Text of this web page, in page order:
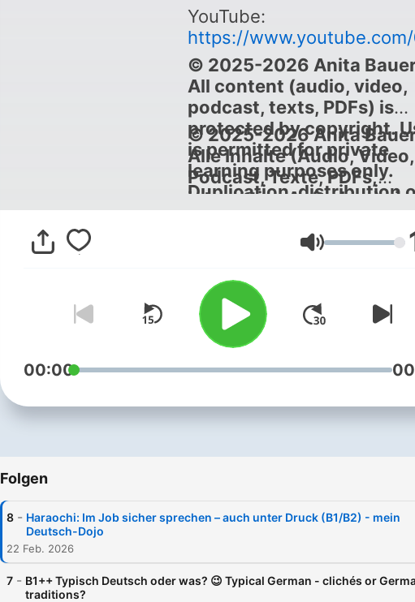
YouTube:
https://www.youtube.com/
© 2025-2026 Anita
All content (audio, video,
podcast, texts, PDFs) is
protected by copyright.
is permitted for private
learning purposes only.
Duplication, distribution
commercial use is
© 2025-2026 Anita
Alle Inhalte (Audio, Video,
Podcast, Texte, PDFs,
interaktive Aufgaben)
Nutzung nur für private
Gebrauch.
Weitergabe oder
kommerzielle Nutzung
strengstens untersagt.
Lautstärke
00:00
Folgen
8 - Haraochi: Im Job sicher sprechen – auch unter Druck (B1/B2) - mein
Deutsch-Dojo
22 Feb. 2026
7 - B1++ Typisch Deutsch oder was? 😉 Typical German - clichés or
traditions?